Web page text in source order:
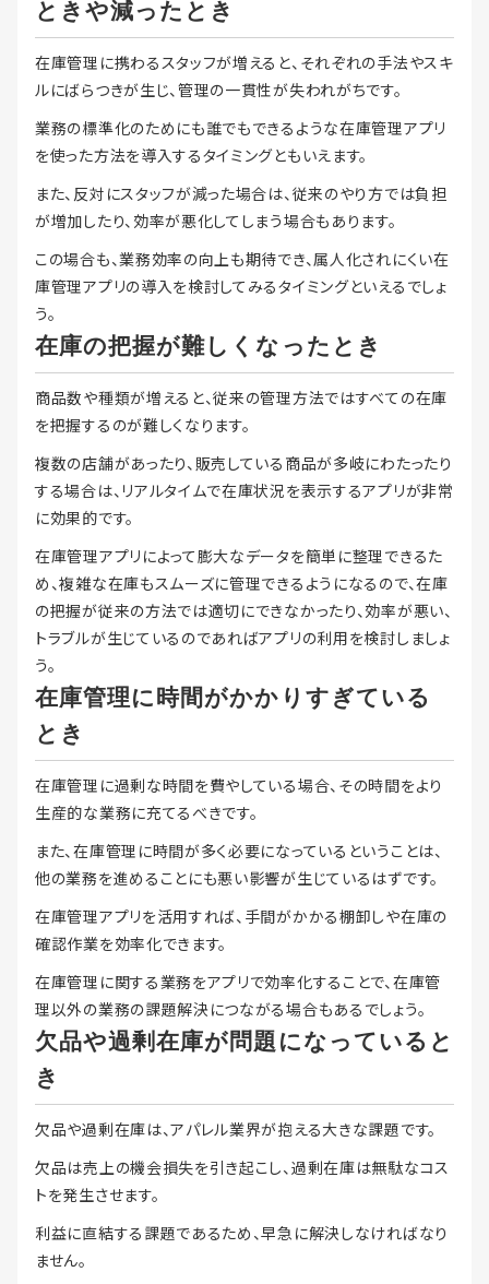
ときや減ったとき
在庫管理に携わるスタッフが増えると、それぞれの手法やスキ
ルにばらつきが生じ、管理の一貫性が失われがちです。
業務の標準化のためにも誰でもできるような在庫管理アプリ
を使った方法を導入するタイミングともいえます。
また、反対にスタッフが減った場合は、従来のやり方では負担
が増加したり、効率が悪化してしまう場合もあります。
この場合も、業務効率の向上も期待でき、属人化されにくい在
庫管理アプリの導入を検討してみるタイミングといえるでしょ
う。
在庫の把握が難しくなったとき
商品数や種類が増えると、従来の管理方法ではすべての在庫
を把握するのが難しくなります。
複数の店舗があったり、販売している商品が多岐にわたったり
する場合は、リアルタイムで在庫状況を表示するアプリが非常
に効果的です。
在庫管理アプリによって膨大なデータを簡単に整理できるた
め、複雑な在庫もスムーズに管理できるようになるので、在庫
の把握が従来の方法では適切にできなかったり、効率が悪い、
トラブルが生じているのであればアプリの利用を検討しましょ
う。
在庫管理に時間がかかりすぎている
とき
在庫管理に過剰な時間を費やしている場合、その時間をより
生産的な業務に充てるべきです。
また、在庫管理に時間が多く必要になっているということは、
他の業務を進めることにも悪い影響が生じているはずです。
在庫管理アプリを活用すれば、手間がかかる棚卸しや在庫の
確認作業を効率化できます。
在庫管理に関する業務をアプリで効率化することで、在庫管
理以外の業務の課題解決につながる場合もあるでしょう。
欠品や過剰在庫が問題になっていると
き
欠品や過剰在庫は、アパレル業界が抱える大きな課題です。
欠品は売上の機会損失を引き起こし、過剰在庫は無駄なコス
トを発生させます。
利益に直結する課題であるため、早急に解決しなければなり
ません。